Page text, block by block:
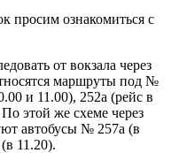
просим ознакомиться с
от вокзала через
маршруты под №
и 11.00), 252а (рейс в
этой же схеме через
автобусы № 257а (в
11.20).